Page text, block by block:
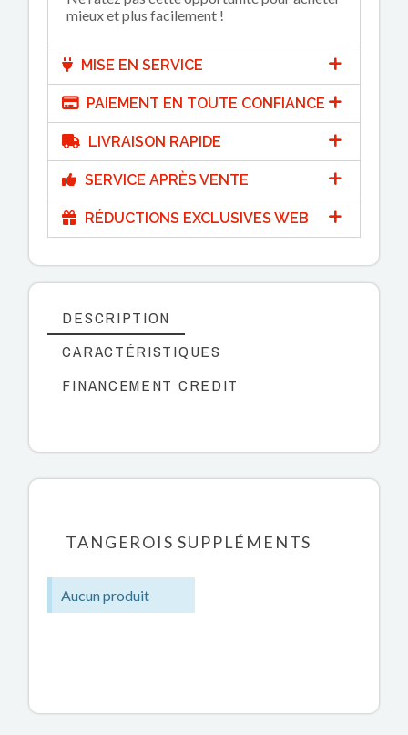
mieux et plus facilement !
MISE EN SERVICE
PAIEMENT EN TOUTE CONFIANCE
LIVRAISON RAPIDE
SERVICE APRÈS VENTE
RÉDUCTIONS EXCLUSIVES WEB
DESCRIPTION
CARACTÉRISTIQUES
FINANCEMENT CREDIT
TANGEROIS SUPPLÉMENTS
Aucun produit